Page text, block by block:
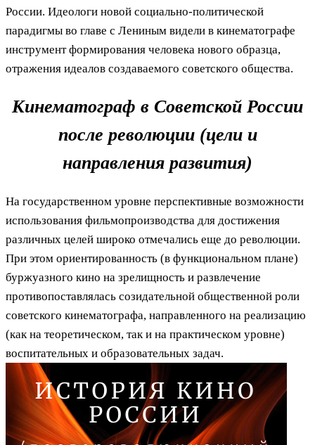
России. Идеологи новой социально-политической
парадигмы во главе с Лениным видели в кинематографе
инструмент формирования человека нового образца,
отражения идеалов создаваемого советского общества.
Кинематограф в Советской России
после революции (цели и
направления развития)
На государственном уровне перспективные возможности
использования фильмопроизводства для достижения
различных целей широко отмечались еще до революции.
При этом ориентированность (в функциональном плане)
буржуазного кино на зрелищность и развлечение
противопоставлялась созидательной общественной роли
советского кинематографа, направленного на реализацию
(как на теоретическом, так и на практическом уровне)
воспитательных и образовательных задач.